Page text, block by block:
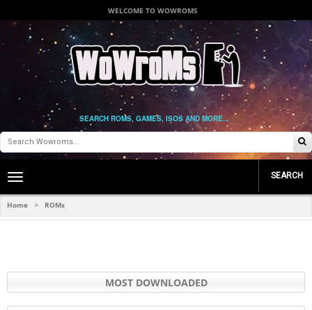
WELCOME TO WOWROMS
SEARCH ROMS, GAMES, ISOS AND MORE...
Toggle
navigation
SEARCH
Home > ROMs
MOST DOWNLOADED